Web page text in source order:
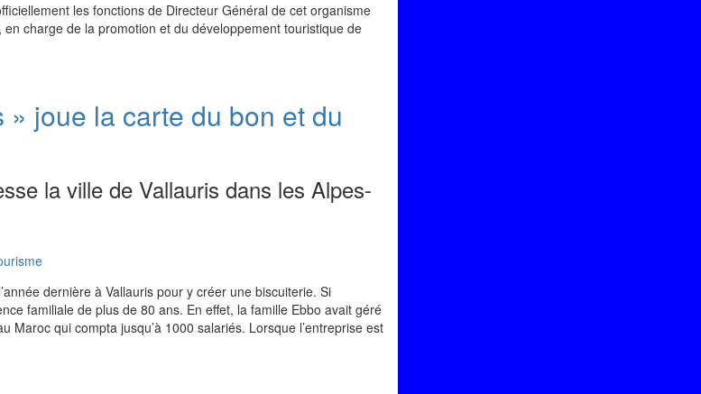
les fonctions de Directeur Général de cet organisme
charge de la promotion et du développement touristique de
joue la carte du bon et du
la ville de Vallauris dans les Alpes-
dernière à Vallauris pour y créer une biscuiterie. Si
familiale de plus de 80 ans. En effet, la famille Ebbo avait géré
Maroc qui compta jusqu’à 1000 salariés. Lorsque l’entreprise est